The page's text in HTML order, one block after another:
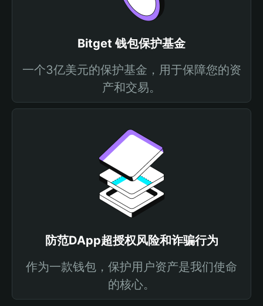
Bitget 钱包保护基金
一个3亿美元的保护基金，用于保障您的资
产和交易。
防范DApp超授权风险和诈骗行为
作为一款钱包，保护用户资产是我们使命
的核心。